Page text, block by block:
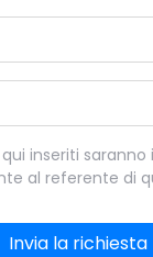
inseriti saranno
al referente di
Invia la richiesta